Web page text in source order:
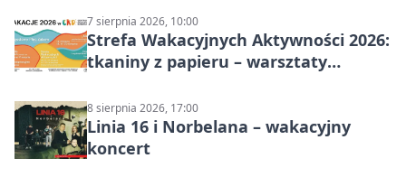
7 sierpnia 2026, 10:00
Strefa Wakacyjnych Aktywności 2026:
tkaniny z papieru – warsztaty
8 sierpnia 2026, 17:00
Linia 16 i Norbelana – wakacyjny
koncert